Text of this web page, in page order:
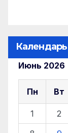
Календарь
Июнь 2026
Пн Вт
1 2